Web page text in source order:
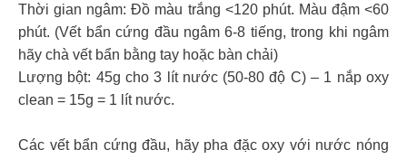
Thời gian ngâm: Đồ màu trắng <120 phút. Màu đậm <60
phút. (Vết bẩn cứng đầu ngâm 6-8 tiếng, trong khi ngâm
hãy chà vết bẩn bằng tay hoặc bàn chải)
Lượng bột: 45g cho 3 lít nước (50-80 độ C) – 1 nắp oxy
clean = 15g = 1 lít nước.
Các vết bẩn cứng đầu, hãy pha đặc oxy với nước nóng